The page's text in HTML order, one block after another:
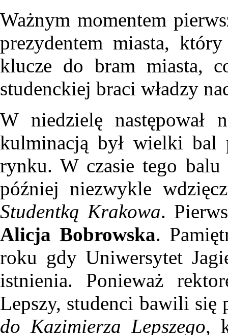
Ważnym momentem
prezydentem miasta,
klucze do bram miasta,
studenckiej braci władzy
W niedzielę następował
kulminacją był wielki bal
rynku. W czasie tego
później niezwykle
Studentką Krakowa.
Alicja Bobrowska.
roku gdy Uniwersytet
istnienia. Ponieważ
Lepszy, studenci bawili się
do Kazimierza Lepszego,